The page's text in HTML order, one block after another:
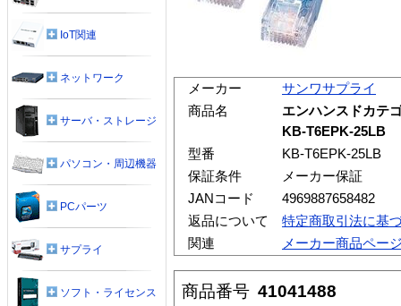
メーカー
サンワサプライ
商品名
エンハンスドカテ
KB-T6EPK-25LB
型番
KB-T6EPK-25LB
保証条件
メーカー保証
JANコード
4969887658482
返品について
特定商取引法に基
関連
メーカー商品ペー
商品番号 41041488
IoT関連
ネットワーク
サーバ・ストレージ
パソコン・周辺機器
PCパーツ
サプライ
ソフト・ライセンス